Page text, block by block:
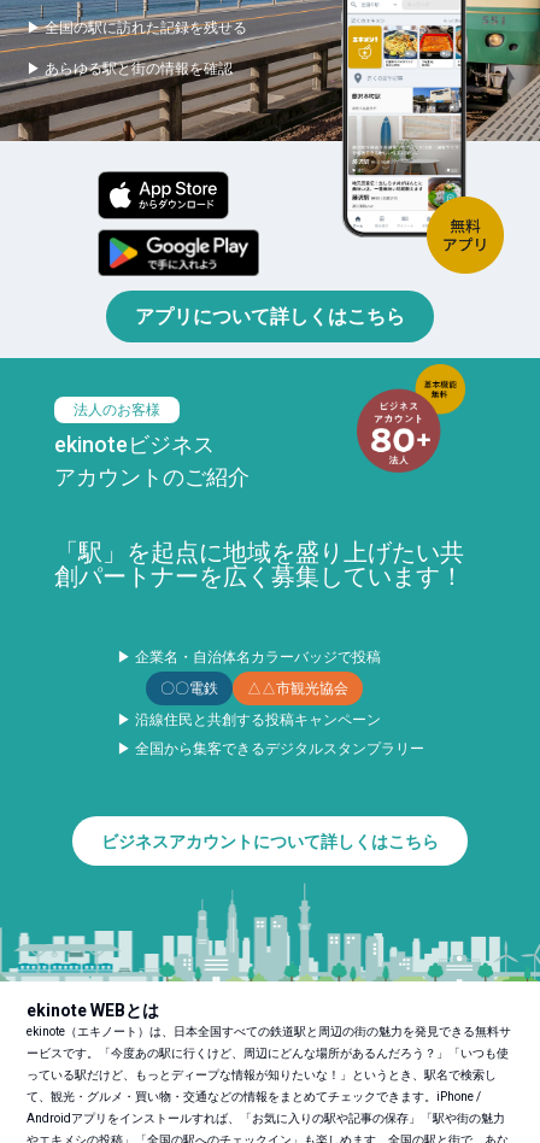
▶ 全国の駅に訪れた記録を残せる
▶ あらゆる駅と街の情報を確認
アプリについて詳しくはこちら
法人のお客様
ekinoteビジネス
アカウントのご紹介
「駅」を起点に地域を盛り上げたい共
創パートナーを広く募集しています！
▶ 企業名・自治体名カラーバッジで投稿
〇〇電鉄
△△市観光協会
▶ 沿線住民と共創する投稿キャンペーン
▶ 全国から集客できるデジタルスタンプラリー
ビジネスアカウントについて詳しくはこちら
ekinote WEBとは
ekinote（エキノート）は、日本全国すべての鉄道駅と周辺の街の魅力を発見できる無料サ
ービスです。「今度あの駅に行くけど、周辺にどんな場所があるんだろう？」「いつも使
っている駅だけど、もっとディープな情報が知りたいな！」というとき、駅名で検索し
て、観光・グルメ・買い物・交通などの情報をまとめてチェックできます。iPhone /
Androidアプリをインストールすれば、「お気に入りの駅や記事の保存」「駅や街の魅力
やエキメシの投稿」「全国の駅へのチェックイン」も楽しめます。全国の駅と街で、あな